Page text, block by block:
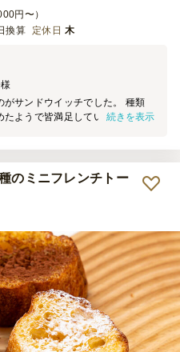
円〜）
換算 定休日 木
様
サンドウイッチでした。 種類
たようで皆満足していました た
ています。
続きを表示
のミニフレンチトー